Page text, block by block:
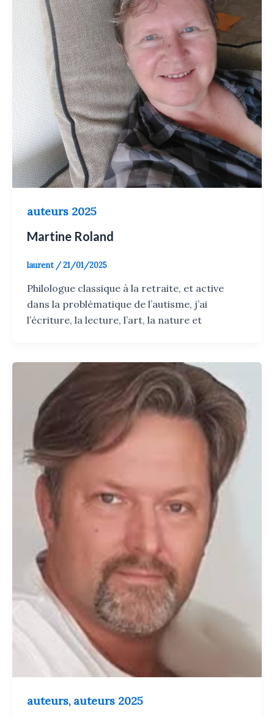
auteurs 2025
Martine Roland
laurent /21/01/2025
Philologue classique à la retraite, et active
dans la problématique de l’autisme, j’ai
l’écriture, la lecture, l’art, la nature et
auteurs, auteurs 2025